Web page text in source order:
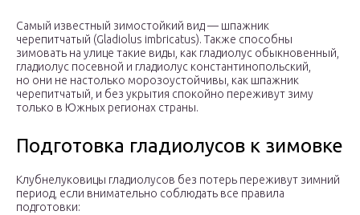
Самый известный зимостойкий вид — шпажник
черепитчатый (Gladiolus imbricatus). Также способны
зимовать на улице такие виды, как гладиолус обыкновенный,
гладиолус посевной и гладиолус константинопольский,
но они не настолько морозоустойчивы, как шпажник
черепитчатый, и без укрытия спокойно переживут зиму
только в Южных регионах страны.
Подготовка гладиолусов к зимовке
Клубнелуковицы гладиолусов без потерь переживут зимний
период, если внимательно соблюдать все правила
подготовки: